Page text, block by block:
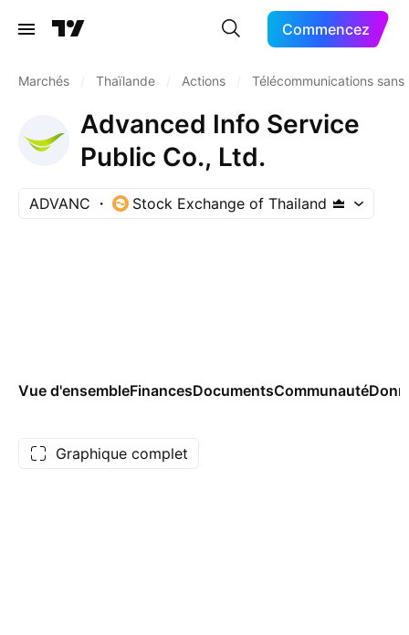
Commencez
Marchés Thaïlande Actions Télécommunications sans
Advanced Info Service
Public Co., Ltd.
ADVANC Stock Exchange of Thailand
Vue d'ensembleFinancesDocumentsCommunauté
Graphique complet